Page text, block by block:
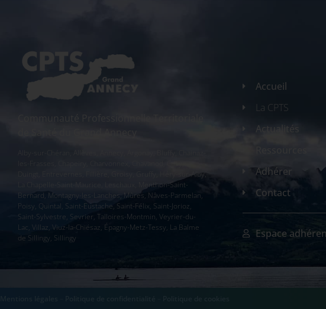
Communauté Professionnelle Territoriale
Duingt, Entrevernes, Fillière, Groisy, Gruffy, Héry-sur-Alby,
La Chapelle-Saint-Maurice, Leschaux, Menthon-Saint-
Bernard, Montagny-les-Lanches, Mûres, Nâves-Parmelan,
Poisy, Quintal, Saint-Eustache, Saint-Félix, Saint-Jorioz,
Saint-Sylvestre, Sevrier, Talloires-Montmin, Veyrier-du-
Lac, Villaz, Viuz-la-Chiésaz, Épagny-Metz-Tessy, La Balme
de Sillingy, Sillingy
Accueil
La CPTS
Actualités
Adhérer
Contact
Espace